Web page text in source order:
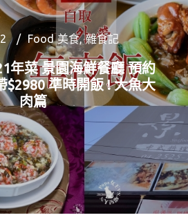
Food 美食,雜食記
年菜 景園海鮮餐廳 預約
$2980 準時開飯 ! 大魚大
肉篇